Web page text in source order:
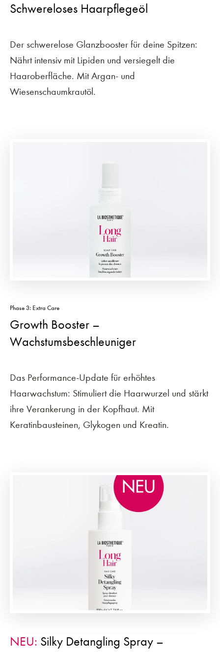
Schwereloses Haarpflegeöl
Der schwerelose Glanzbooster für deine Spitzen:
Nährt intensiv mit Lipiden und versiegelt die
Haaroberfläche. Mit Argan- und
Wiesenschaumkrautöl.
Phase 3: Extra Care
Growth Booster –
Wachstumsbeschleuniger
Das Performance-Update für erhöhtes
Haarwachstum: Stimuliert die Haarwurzel und stärkt
ihre Verankerung in der Kopfhaut. Mit
Keratinbausteinen, Glykogen und Kreatin.
NEU: Silky Detangling Spray –